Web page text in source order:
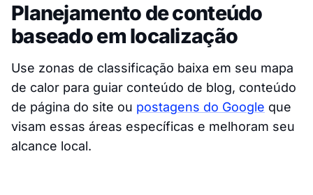
Planejamento de conteúdo
baseado em localização
Use zonas de classificação baixa em seu mapa
de calor para guiar conteúdo de blog, conteúdo
de página do site ou postagens do Google que
visam essas áreas específicas e melhoram seu
alcance local.